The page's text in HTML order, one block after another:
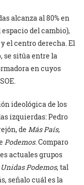
alcanza al 80% en
del cambio),
el centro derecha. El
se sitúa entre la
en cuyos
ideológica de los
izquierdas: Pedro
de Más País,
Podemos. Comparo
actuales grupos
Unidas Podemos, tal
señalo cuál es la